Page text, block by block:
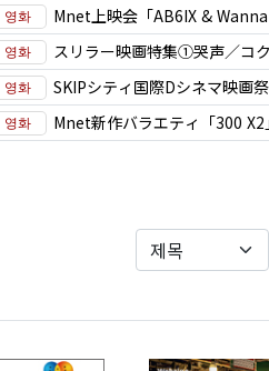
Mnet上映会「AB6IX &
スリラー映画特集①哭声／コ
SKIPシティ国際Dシネマ映画
Mnet新作バラエティ「300